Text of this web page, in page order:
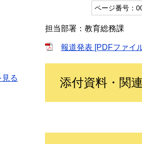
ページ番号：
担当部署：教育総務課
報道発表 [PDFファイ
添付資料・関
る